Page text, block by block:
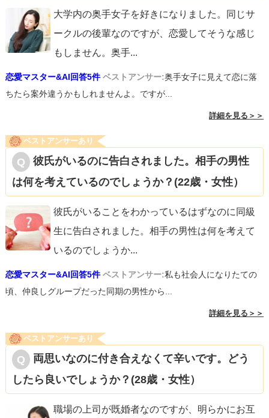
大学内の奥手女子を好きになりました。同じサ
ークルの後輩なのですが、恋愛してそうな感じ
もしません。奥手...
恋愛マスター&AI回答5件 ベストアンサー:奥手女子に見えて恋に落
ちたら案外違うかもしれませんよ。ですが...
詳細を見る＞＞
ベストアンサーあり
彼氏がいるのに告白されました。相手の男性
は何を考えているのでしょうか？(22歳・女性）
彼氏がいることをわかっているはずなのに同級
生に告白されました。相手の男性は何を考えて
いるのでしょうか...
恋愛マスター&AI回答5件 ベストアンサー:私も社会人になりたての
頃、仲良しグループだった同期の男性から...
詳細を見る＞＞
ベストアンサーあり
両思いなのに付き合えなくて辛いです。どう
したら良いでしょうか？(28歳・女性）
職場の上司が既婚者なのですが、明らかにお互